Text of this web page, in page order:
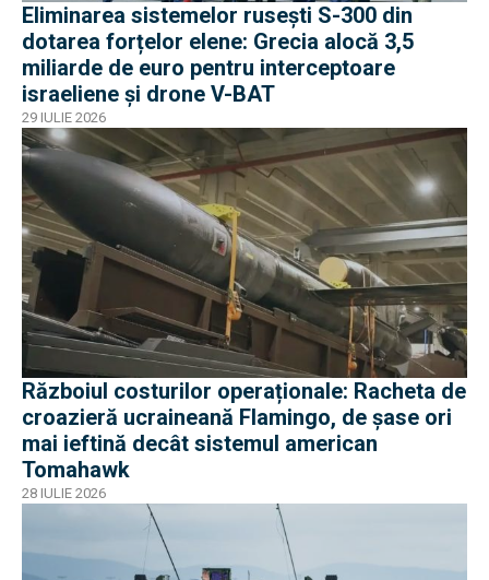
Eliminarea sistemelor rusești S-300 din
dotarea forțelor elene: Grecia alocă 3,5
miliarde de euro pentru interceptoare
israeliene și drone V-BAT
29 IULIE 2026
Războiul costurilor operaționale: Racheta de
croazieră ucraineană Flamingo, de șase ori
mai ieftină decât sistemul american
Tomahawk
28 IULIE 2026